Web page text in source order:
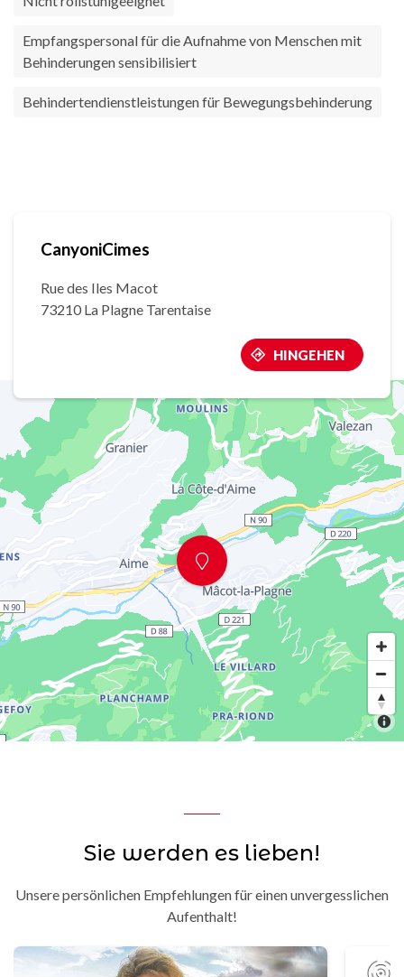
Empfangspersonal für die Aufnahme von Menschen mit
Behinderungen sensibilisiert
Behindertendienstleistungen für Bewegungsbehinderung
CanyoniCimes
Rue des Iles Macot
73210 La Plagne Tarentaise
HINGEHEN
Sie werden es lieben!
Unsere persönlichen Empfehlungen für einen unvergesslichen
Aufenthalt!